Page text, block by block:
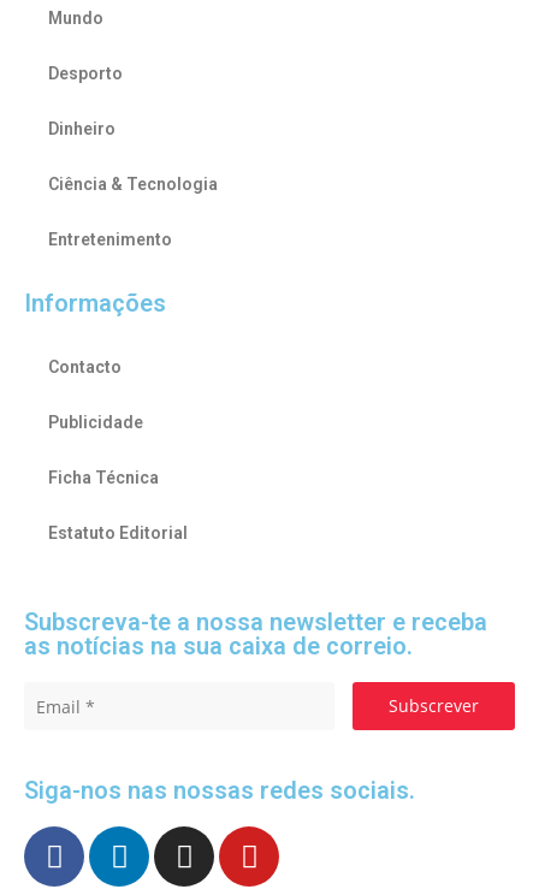
Mundo
Desporto
Dinheiro
Ciência & Tecnologia
Entretenimento
Informações
Contacto
Publicidade
Ficha Técnica
Estatuto Editorial
Subscreva-te a nossa newsletter e receba
as notícias na sua caixa de correio.
Subscrever
Siga-nos nas nossas redes sociais.